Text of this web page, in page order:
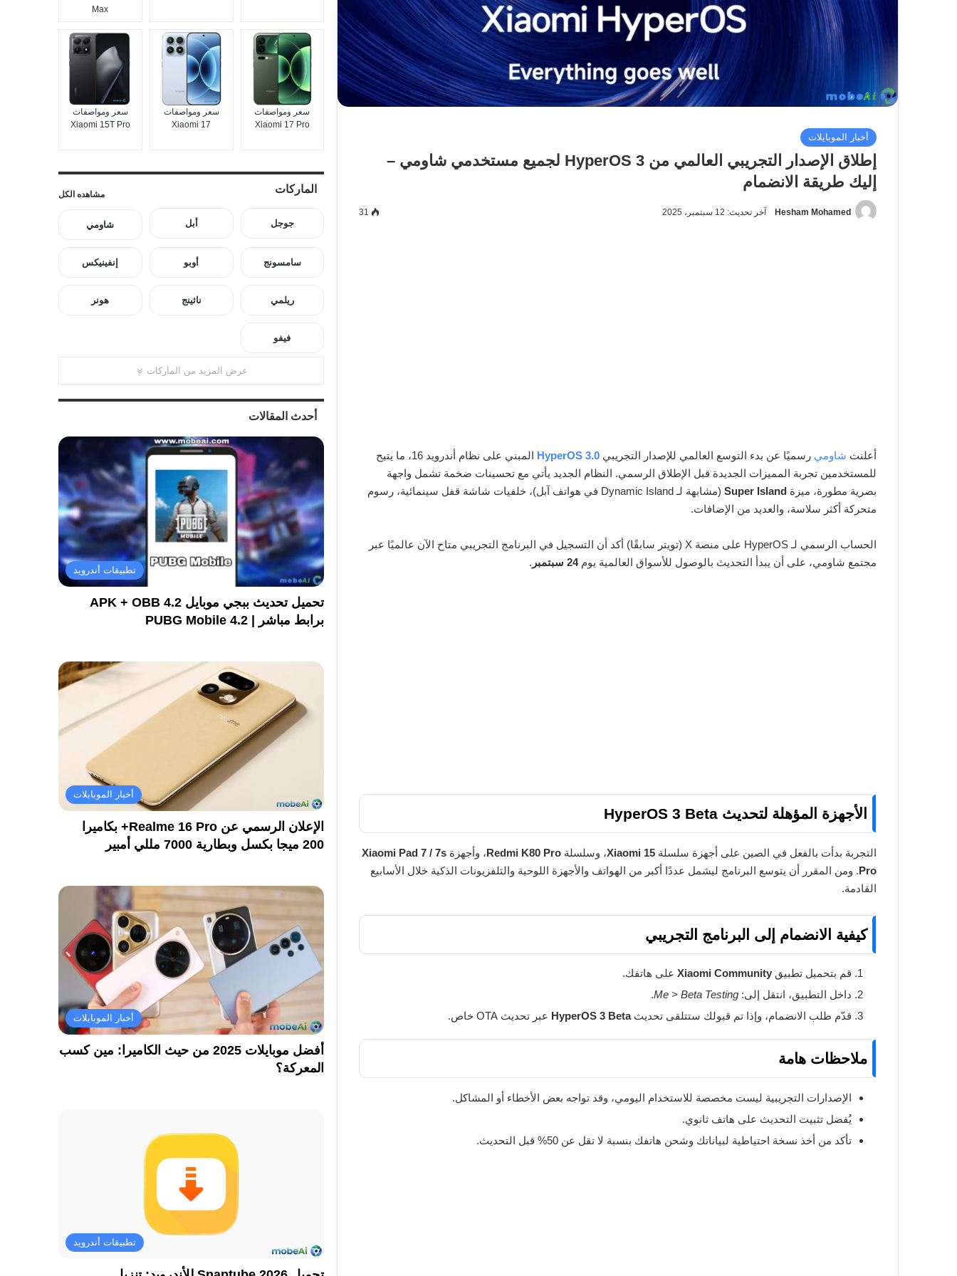
أخبار الموبايلات
إطلاق الإصدار التجريبي العالمي من HyperOS 3 لجميع مستخدمي شاومي –
إليك طريقة الانضمام
Hesham Mohamed آخر تحديث: 12 سبتمبر، 2025 31
أعلنت شاومي رسميًا عن بدء التوسع العالمي للإصدار التجريبي HyperOS 3.0
المبني على نظام أندرويد 16، ما يتيح
للمستخدمين تجربة المميزات الجديدة قبل الإطلاق الرسمي. النظام الجديد يأتي مع تحسينات ضخمة تشمل واجهة
بصرية مطورة، ميزة Super Island
(مشابهة لـ Dynamic Island في هواتف آبل)، خلفيات شاشة قفل سينمائية، رسوم
متحركة أكثر سلاسة، والعديد من الإضافات.
الحساب الرسمي لـ HyperOS على منصة X (تويتر سابقًا) أكد أن التسجيل في البرنامج التجريبي متاح الآن عالميًا عبر
مجتمع شاومي، على أن يبدأ التحديث بالوصول للأسواق العالمية يوم24 سبتمبر .
الأجهزة المؤهلة لتحديث HyperOS 3 Beta
التجربة بدأت بالفعل في الصين على أجهزة سلسلة Xiaomi 15، وسلسلة Redmi K80 Pro، وأجهزة Xiaomi Pad 7 / 7s
Pro. ومن المقرر أن يتوسع البرنامج ليشمل عددًا أكبر من الهواتف والأجهزة اللوحية والتلفزيونات الذكية خلال الأسابيع
القادمة.
كيفية الانضمام إلى البرنامج التجريبي
قم بتحميل تطبيق Xiaomi Community على هاتفك.
داخل التطبيق، انتقل إلى: Me > Beta Testing
.
قدّم طلب الانضمام، وإذا تم قبولك ستتلقى تحديثHyperOS 3 Beta عبر تحديث OTA خاص.
ملاحظات هامة
الإصدارات التجريبية ليست مخصصة للاستخدام اليومي، وقد تواجه بعض الأخطاء أو المشاكل.
يُفضل تثبيت التحديث على هاتف ثانوي.
تأكد من أخذ نسخة احتياطية لبياناتك وشحن هاتفك بنسبة لا تقل عن 50% قبل التحديث.
Max
سعر ومواصفات
Xiaomi 17 Pro
سعر ومواصفات
Xiaomi 17
سعر ومواصفات
Xiaomi 15T Pro
الماركات مشاهده الكل
جوجل أبل شاومي
سامسونج أوبو إنفينيكس
ريلمي ناثينج هونر
فيفو
عرض المزيد من الماركات
أحدث المقالات
تطبيقات أندرويد
تحميل تحديث ببجي موبايل 4.2 APK + OBB
برابط مباشر | PUBG Mobile 4.2
أخبار الموبايلات
الإعلان الرسمي عن Realme 16 Pro+ بكاميرا
200 ميجا بكسل وبطارية 7000 مللي أمبير
أخبار الموبايلات
أفضل موبايلات 2025 من حيث الكاميرا: مين كسب
المعركة؟
تطبيقات أندرويد